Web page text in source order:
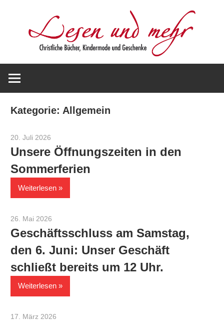
springen
Christliche
Kindermode
und
Kategorie: Allgemein
20. Juli 2026
Unsere Öffnungszeiten in den
Sommerferien
Weiterlesen
26. Mai 2026
Geschäftsschluss am Samstag,
den 6. Juni: Unser Geschäft
schließt bereits um 12 Uhr.
Weiterlesen
17. März 2026